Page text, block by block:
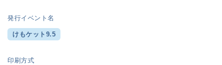
発行イベント名
けもケット9.5
印刷方式